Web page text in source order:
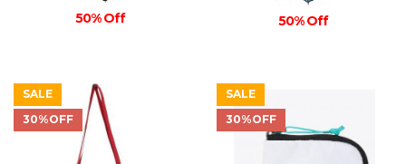
50% Off 50% Off
SALE
30%OFF
SALE
30%OFF